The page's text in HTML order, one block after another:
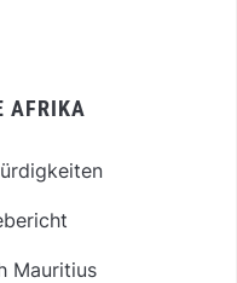
AFRIKA
Mauritius